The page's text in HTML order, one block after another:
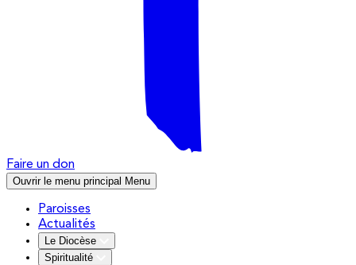
Faire un don
Ouvrir le menu principal Menu
Paroisses
Actualités
Le Diocèse
Spiritualité